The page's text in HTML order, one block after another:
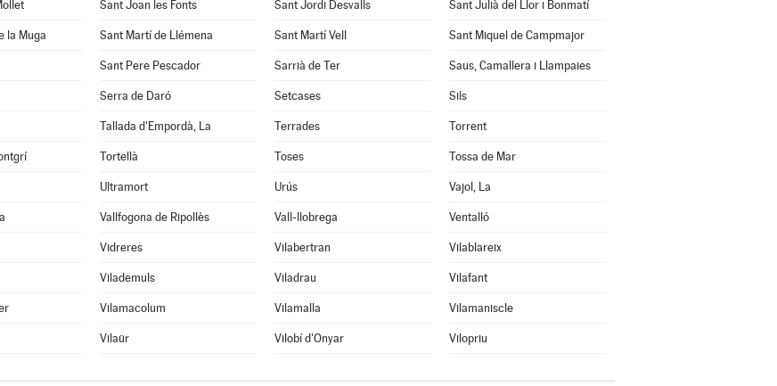
Sant Joan les Fonts Sant Jordi Desvalls Sant Julià del Llor i Bonmatí
la Muga Sant Martí de Llémena Sant Martí Vell Sant Miquel de Campmajor
Sant Pere Pescador Sarrià de Ter Saus, Camallera i Llampaies
Serra de Daró Setcases Sils
Tallada d'Empordà, La Terrades Torrent
Tortellà Toses Tossa de Mar
Ultramort Urús Vajol, La
Vallfogona de Ripollès Vall-llobrega Ventalló
Vidreres Vilabertran Vilablareix
Vilademuls Viladrau Vilafant
Vilamacolum Vilamalla Vilamaniscle
Vilaür Vilobí d'Onyar Vilopriu